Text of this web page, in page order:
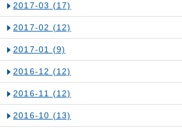
2017-03 (17)
2017-02 (12)
2017-01 (9)
2016-12 (12)
2016-11 (12)
2016-10 (13)